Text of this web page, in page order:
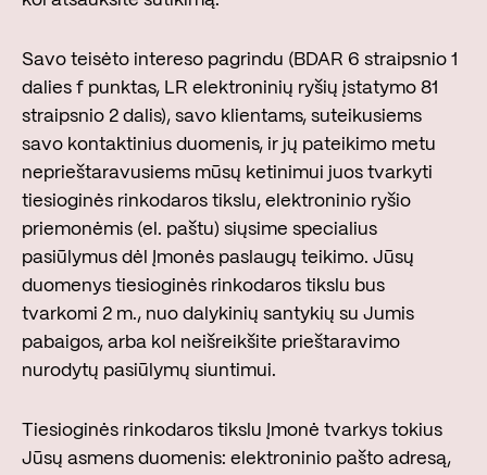
Savo teisėto intereso pagrindu (BDAR 6 straipsnio 1
dalies f punktas, LR elektroninių ryšių įstatymo 81
straipsnio 2 dalis), savo klientams, suteikusiems
savo kontaktinius duomenis, ir jų pateikimo metu
neprieštaravusiems mūsų ketinimui juos tvarkyti
tiesioginės rinkodaros tikslu, elektroninio ryšio
priemonėmis (el. paštu) siųsime specialius
pasiūlymus dėl Įmonės paslaugų teikimo. Jūsų
duomenys tiesioginės rinkodaros tikslu bus
tvarkomi 2 m., nuo dalykinių santykių su Jumis
pabaigos, arba kol neišreikšite prieštaravimo
nurodytų pasiūlymų siuntimui.
Tiesioginės rinkodaros tikslu Įmonė tvarkys tokius
Jūsų asmens duomenis: elektroninio pašto adresą,